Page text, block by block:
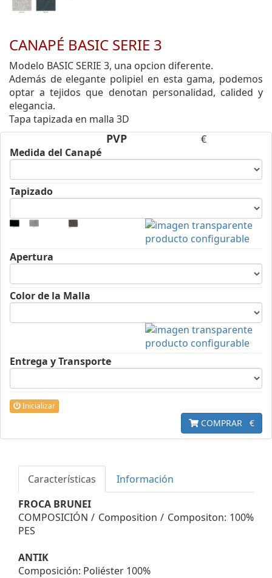
CANAPÉ BASIC SERIE 3
Modelo BASIC SERIE 3, una opcion diferente.
Además de elegante polipiel en esta gama, podemos
optar a tejidos que denotan personalidad, calided y
elegancia.
Tapa tapizada en malla 3D
PVP
€
Medida del Canapé
Tapizado
Apertura
Color de la Malla
Entrega y Transporte
Inicializar
COMPRAR €
Características
Información
FROCA BRUNEI
COMPOSICIÓN / Composition / Compositon: 100%
PES
ANTIK
Composición: Poliéster 100%